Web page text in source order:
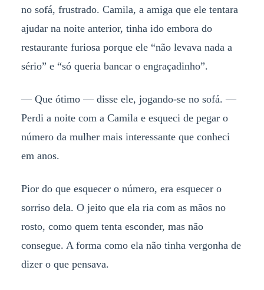
no sofá, frustrado. Camila, a amiga que ele tentara
ajudar na noite anterior, tinha ido embora do
restaurante furiosa porque ele “não levava nada a
sério” e “só queria bancar o engraçadinho”.
— Que ótimo — disse ele, jogando-se no sofá. —
Perdi a noite com a Camila e esqueci de pegar o
número da mulher mais interessante que conheci
em anos.
Pior do que esquecer o número, era esquecer o
sorriso dela. O jeito que ela ria com as mãos no
rosto, como quem tenta esconder, mas não
consegue. A forma como ela não tinha vergonha de
dizer o que pensava.